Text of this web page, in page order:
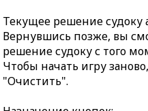
Текущее решение судоку
Вернувшись позже, вы
решение судоку с того
Чтобы начать игру
"Очистить".